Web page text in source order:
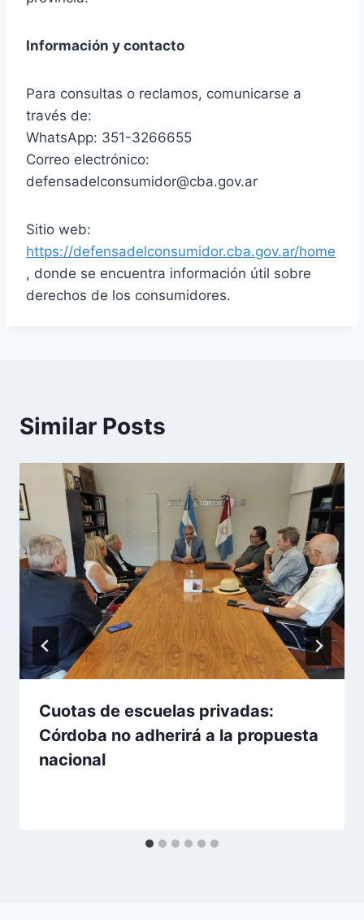
Información y contacto
Para consultas o reclamos, comunicarse a
través de:
WhatsApp: 351-3266655
Correo electrónico:
defensadelconsumidor@cba.gov.ar
Sitio web:
https://defensadelconsumidor.cba.gov.ar/home
, donde se encuentra información útil sobre
derechos de los consumidores.
Similar Posts
Cuotas de escuelas privadas:
Córdoba no adherirá a la propuesta
nacional